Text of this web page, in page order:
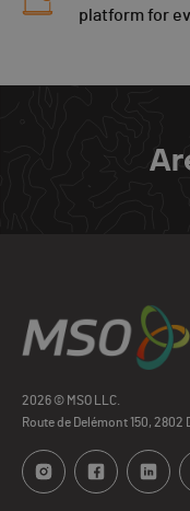
platform for
2026 © MSO LLC.
Route de Delémont 150, 2802